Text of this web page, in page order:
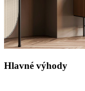
Hlavné výhody